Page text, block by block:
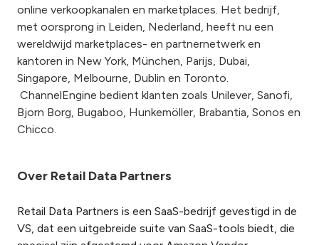
online verkoopkanalen en marketplaces. Het bedrijf,
met oorsprong in Leiden, Nederland, heeft nu een
wereldwijd marketplaces- en partnernetwerk en
kantoren in New York, München, Parijs, Dubai,
Singapore, Melbourne, Dublin en Toronto.
ChannelEngine bedient klanten zoals Unilever, Sanofi,
Bjorn Borg, Bugaboo, Hunkemöller, Brabantia, Sonos en
Chicco.
Over Retail Data Partners
Retail Data Partners is een SaaS-bedrijf gevestigd in de
VS, dat een uitgebreide suite van SaaS-tools biedt, die